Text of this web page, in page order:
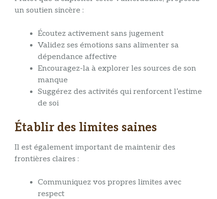
un soutien sincère :
Écoutez activement sans jugement
Validez ses émotions sans alimenter sa
dépendance affective
Encouragez-la à explorer les sources de son
manque
Suggérez des activités qui renforcent l’estime
de soi
Établir des limites saines
Il est également important de maintenir des
frontières claires :
Communiquez vos propres limites avec
respect